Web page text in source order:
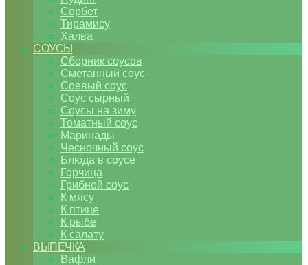
Сорбет
Тирамису
Халва
СОУСЫ
Сборник соусов
Сметанный соус
Соевый соус
Соус сырный
Соусы на зиму
Томатный соус
Маринады
Чесночный соус
Блюда в соусе
Горчица
Грибной соус
К мясу
К птице
К рыбе
К салату
ВЫПЕЧКА
Вафли